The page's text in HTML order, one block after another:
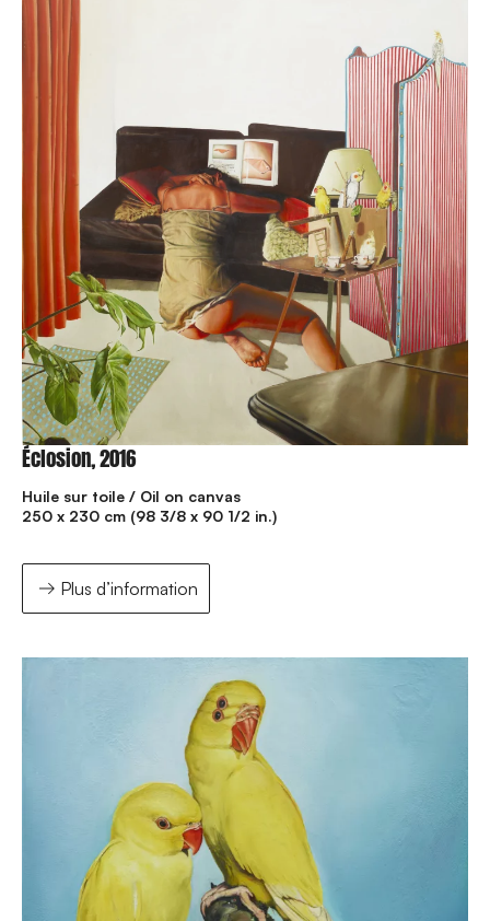
Éclosion, 2016
Huile sur toile / Oil on canvas
250 x 230 cm (98 3/8 x 90 1/2 in.)
Plus d’information